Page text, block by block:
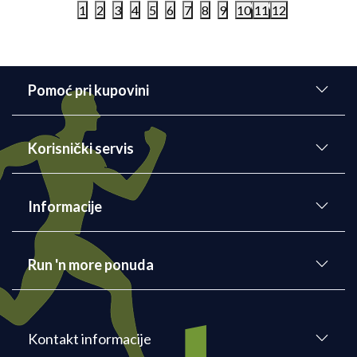
1 2 3 4 5 6 7 8 9 10 11 12
Pomoć pri kupovini
Korisnički servis
Informacije
Run 'n more ponuda
Kontakt informacije